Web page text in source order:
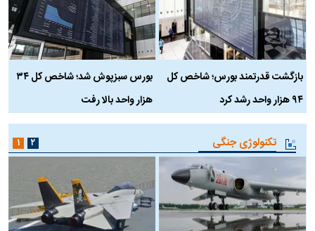
بازگشت قدرتمند بورس؛ شاخص کل
۹۴ هزار واحد رشد کرد
بورس سبزپوش شد؛ شاخص کل ۳۴
هزار واحد بالا رفت
تکنولوژی جنگی ۱ ۲